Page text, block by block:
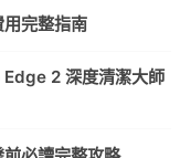
完整指南
2 深度清潔大師